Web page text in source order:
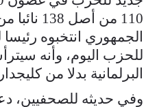
110 من
الجمهوري انتخبوه رئيسا
للحزب اليوم، وأنه
البرلمانية بدلا من
وفي حديثه للصحفيين،